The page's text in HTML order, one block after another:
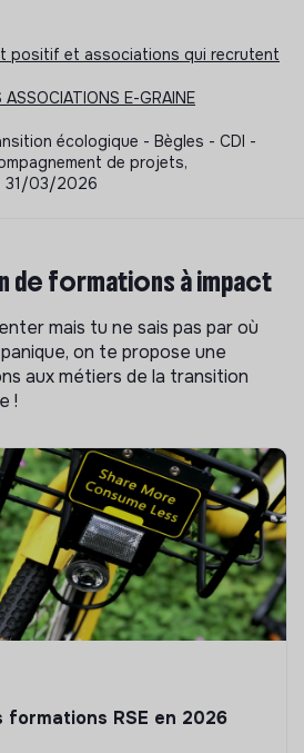
positif et associations qui recrutent
E-GRAINE
écologique - Bègles - CDI -
de projets,
31/03/2026
formations à impact
mais tu ne sais pas par où
on te propose une
aux métiers de la transition
!
formations RSE en 2026